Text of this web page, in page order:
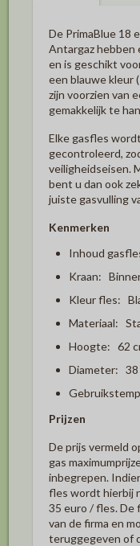
De PrimaBlue 18
Antargaz hebben
en is geschikt
een blauwe kleur
zijn voorzien van
gemakkelijk te
Elke gasfles
gecontroleerd,
veiligheidseisen.
bent u dan ook
juiste gasvulling
Kenmerken
Inhoud
Kraan:
Kleur fles:
Materiaal:
Hoogte: 62
Diameter: 38
Prijzen
De prijs vermeld
gas
inbegrepen.
fles wordt hierbij
35 euro / fles. De
van de firma en
teruggegeven of